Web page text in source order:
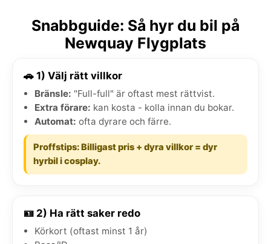
Snabbguide: Så hyr du bil på
Newquay Flygplats
🚗 1) Välj rätt villkor
Bränsle: "Full-full" är oftast mest rättvist.
Extra förare: kan kosta - kolla innan du bokar.
Automat: ofta dyrare och färre.
Proffstips: Billigast pris + dyra villkor = dyr
hyrbil i cosplay.
🪪 2) Ha rätt saker redo
Körkort (oftast minst 1 år)